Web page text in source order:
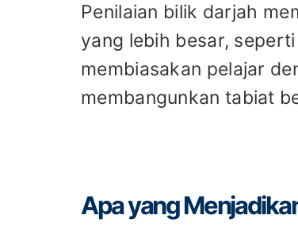
Penilaian bilik darjah
yang lebih besar,
membiasakan pelajar
membangunkan tabiat
Apa yang